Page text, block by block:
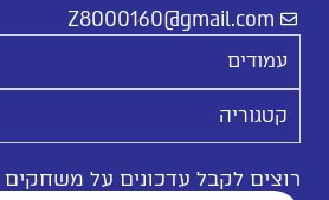
Z8000160@gmail.com
עמודים
קטגוריה
רוצים לקבל עדכונים על